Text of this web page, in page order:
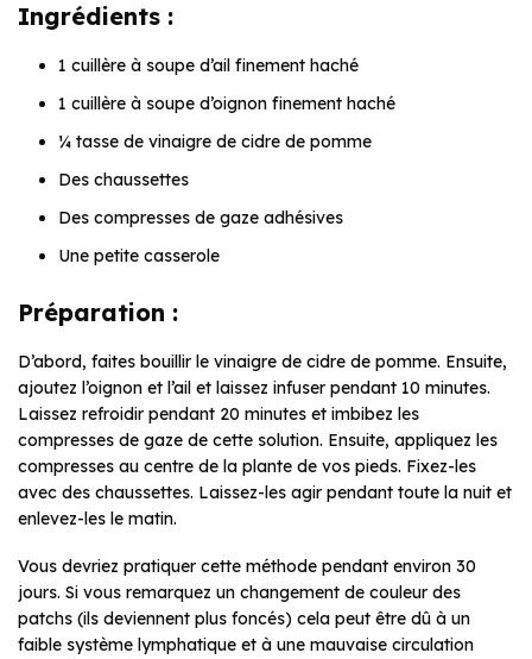
Ingrédients :
1 cuillère à soupe d’ail finement haché
1 cuillère à soupe d’oignon finement haché
¼ tasse de vinaigre de cidre de pomme
Des chaussettes
Des compresses de gaze adhésives
Une petite casserole
Préparation :
D’abord, faites bouillir le vinaigre de cidre de pomme. Ensuite,
ajoutez l’oignon et l’ail et laissez infuser pendant 10 minutes.
Laissez refroidir pendant 20 minutes et imbibez les
compresses de gaze de cette solution. Ensuite, appliquez les
compresses au centre de la plante de vos pieds. Fixez-les
avec des chaussettes. Laissez-les agir pendant toute la nuit et
enlevez-les le matin.
Vous devriez pratiquer cette méthode pendant environ 30
jours. Si vous remarquez un changement de couleur des
patchs (ils deviennent plus foncés) cela peut être dû à un
faible système lymphatique et à une mauvaise circulation